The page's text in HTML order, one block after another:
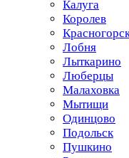
Калуга
Королев
Лобня
Лыткарино
Люберцы
Малаховка
Мытищи
Одинцово
Подольск
Пушкино